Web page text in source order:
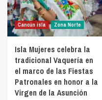
Cancún isla Zona Norte
Isla Mujeres celebra la
tradicional Vaquería en
el marco de las Fiestas
Patronales en honor a la
Virgen de la Asunción